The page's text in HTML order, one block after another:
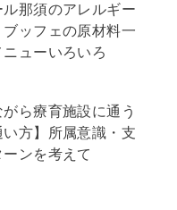
那須のアレルギー
ッフェの原材料一
ューいろいろ
ら療育施設に通う
い方】所属意識・支
ンを考えて